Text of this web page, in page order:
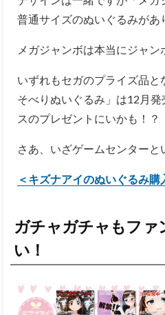
普通サイズのぬいぐるみがあ
メガジャンボは本当にジャン
いずれもセガのプライズ品
そべりぬいぐるみ」は12月
スのプレゼントにいかも！？
さあ、いざゲームセンターと
＜キズナアイのぬいぐるみ購
ガチャガチャもファ
い！